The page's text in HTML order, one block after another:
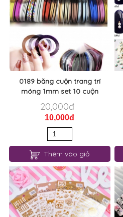
0189 băng cuộn trang trí
móng 1mm set 10 cuộn
20,000đ
10,000đ
Thêm vào giỏ